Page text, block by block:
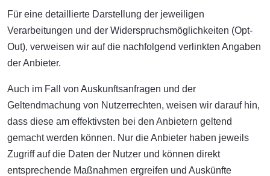
Für eine detaillierte Darstellung der jeweiligen
Verarbeitungen und der Widerspruchsmöglichkeiten (Opt-
Out), verweisen wir auf die nachfolgend verlinkten Angaben
der Anbieter.
Auch im Fall von Auskunftsanfragen und der
Geltendmachung von Nutzerrechten, weisen wir darauf hin,
dass diese am effektivsten bei den Anbietern geltend
gemacht werden können. Nur die Anbieter haben jeweils
Zugriff auf die Daten der Nutzer und können direkt
entsprechende Maßnahmen ergreifen und Auskünfte